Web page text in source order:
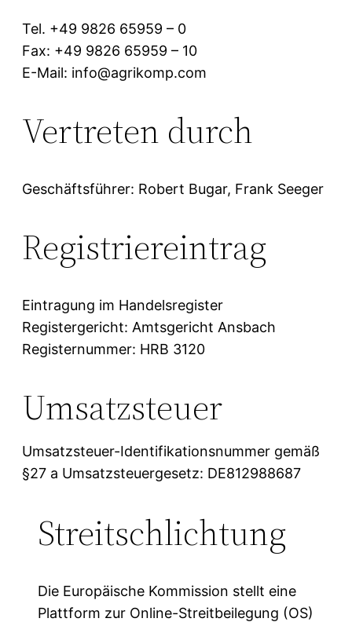
Tel. +49 9826 65959 – 0
Fax: +49 9826 65959 – 10
E-Mail: info@agrikomp.com
Vertreten durch
Geschäftsführer: Robert Bugar, Frank Seeger
Registriereintrag
Eintragung im Handelsregister
Registergericht: Amtsgericht Ansbach
Registernummer: HRB 3120
Umsatzsteuer
Umsatzsteuer-Identifikationsnummer gemäß
§27 a Umsatzsteuergesetz: DE812988687
Streitschlichtung
Die Europäische Kommission stellt eine
Plattform zur Online-Streitbeilegung (OS)